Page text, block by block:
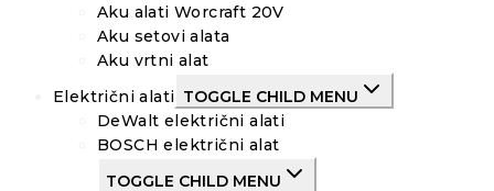
Aku alati Worcraft 20V
Aku setovi alata
Aku vrtni alat
Električni alati TOGGLE CHILD MENU
DeWalt električni alati
BOSCH električni alat
TOGGLE CHILD MENU